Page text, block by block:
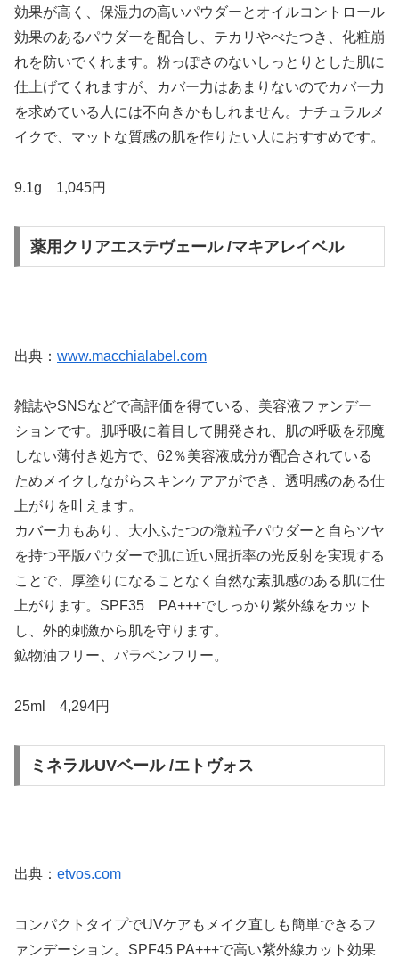
効果が高く、保湿力の高いパウダーとオイルコントロール
効果のあるパウダーを配合し、テカリやべたつき、化粧崩
れを防いでくれます。粉っぽさのないしっとりとした肌に
仕上げてくれますが、カバー力はあまりないのでカバー力
を求めている人には不向きかもしれません。ナチュラルメ
イクで、マットな質感の肌を作りたい人におすすめです。
9.1g 1,045円
薬用クリアエステヴェール /マキアレイベル
出典： www.macchialabel.com
雑誌やSNSなどで高評価を得ている、美容液ファンデー
ションです。肌呼吸に着目して開発され、肌の呼吸を邪魔
しない薄付き処方で、62％美容液成分が配合されている
ためメイクしながらスキンケアアができ、透明感のある仕
上がりを叶えます。
カバー力もあり、大小ふたつの微粒子パウダーと自らツヤ
を持つ平版パウダーで肌に近い屈折率の光反射を実現する
ことで、厚塗りになることなく自然な素肌感のある肌に仕
上がります。SPF35 PA+++でしっかり紫外線をカット
し、外的刺激から肌を守ります。
鉱物油フリー、パラペンフリー。
25ml 4,294円
ミネラルUVベール /エトヴォス
出典： etvos.com
コンパクトタイプでUVケアもメイク直しも簡単できるフ
ァンデーション。SPF45 PA+++で高い紫外線カット効果